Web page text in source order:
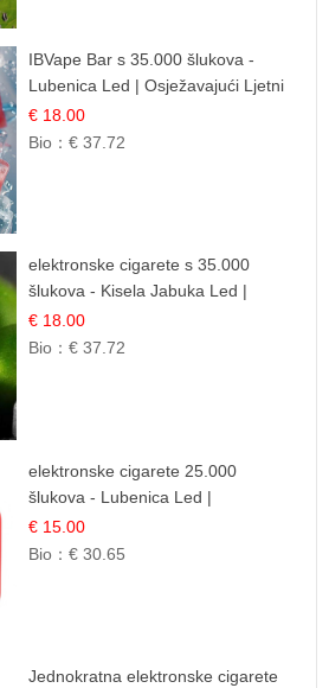
IBVape Bar s 35.000 šlukova -
Lubenica Led | Osježavajući Ljetni
Okus
€ 18.00
Bio：€ 37.72
elektronske cigarete s 35.000
šlukova - Kisela Jabuka Led |
Osježavajući Kiselo-Slatki Okus
€ 18.00
Bio：€ 37.72
elektronske cigarete 25.000
šlukova - Lubenica Led |
Osježavajući Ljetni Okus
€ 15.00
Bio：€ 30.65
Jednokratna elektronske cigarete